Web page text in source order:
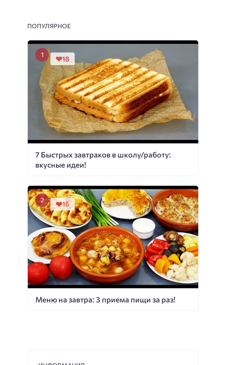
ПОПУЛЯРНОЕ
7 Быстрых завтраков в школу/работу:
вкусные идеи!
18
Меню на завтра: 3 приема пищи за раз!
16